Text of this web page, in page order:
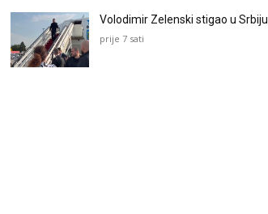
Volodimir Zelenski stigao u Srbiju
prije 7 sati